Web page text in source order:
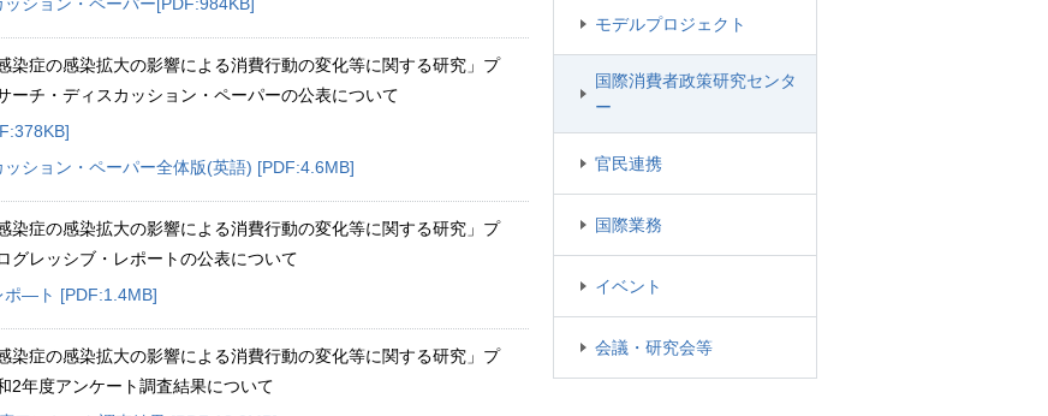
染症の感染拡大の影響による消費行動の変化等に関する研究」プ
ーチ・ディスカッション・ペーパーの公表について
ッション・ペーパー全体版(英語) [PDF:4.6MB]
染症の感染拡大の影響による消費行動の変化等に関する研究」プ
グレッシブ・レポートの公表について
ポ―ト [PDF:1.4MB]
染症の感染拡大の影響による消費行動の変化等に関する研究」プ
2年度アンケート調査結果について
モデルプロジェクト
国際消費者政策研究センタ
ー
官民連携
国際業務
イベント
会議・研究会等